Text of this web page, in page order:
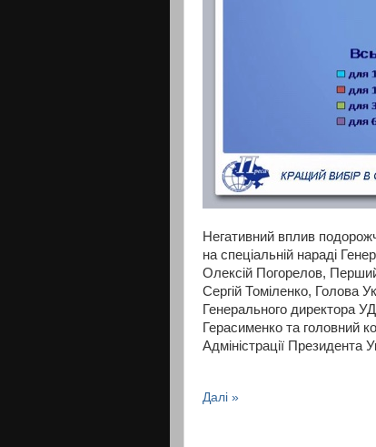
Негативний вплив
на спеціальній нараді
Олексій Погорелов,
Сергій Томіленко, Голова
Генерального директора
Герасименко та головний
Адміністрації Президента
Далі »